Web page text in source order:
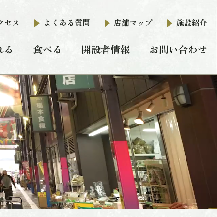
セス よくある質問 店舗マップ 施設紹介
食べる 開設者情報 お問い合わせ